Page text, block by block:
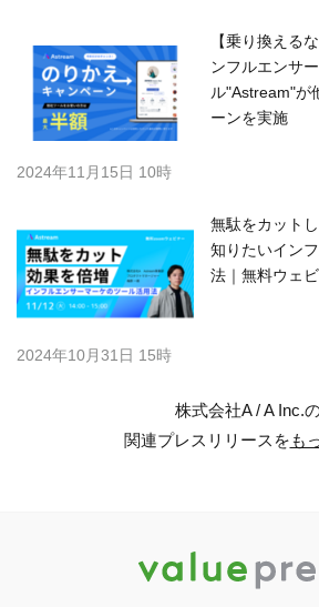
【乗り換える
ンフルエンサ
ル"Astream"が
ーンを実施
2024年11月15日 10時
無駄をカット
知りたいイン
法｜無料ウェ
2024年10月31日 15時
株式会社A / A Inc.
関連プレスリリースをも